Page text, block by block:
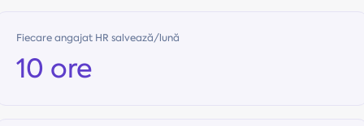
Fiecare angajat HR salvează/lună
10 ore